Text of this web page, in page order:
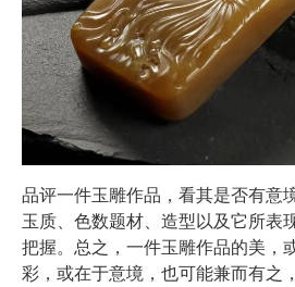
品评一件玉雕作品，看其是否有意
玉质、色数题材、造型以及它所表
把握。总之，一件玉雕作品的美，
彩，或在于意境，也可能兼而有之